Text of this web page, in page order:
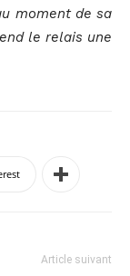
moment de sa
le relais une
Article suivant